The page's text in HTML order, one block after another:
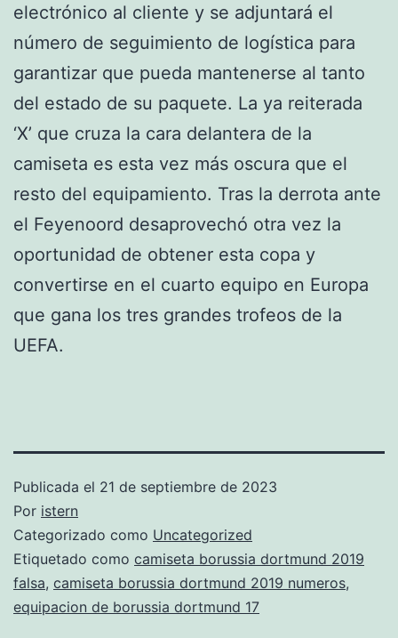
electrónico al cliente y se adjuntará el
número de seguimiento de logística para
garantizar que pueda mantenerse al tanto
del estado de su paquete. La ya reiterada
‘X’ que cruza la cara delantera de la
camiseta es esta vez más oscura que el
resto del equipamiento. Tras la derrota ante
el Feyenoord desaprovechó otra vez la
oportunidad de obtener esta copa y
convertirse en el cuarto equipo en Europa
que gana los tres grandes trofeos de la
UEFA.
Publicada el 21 de septiembre de 2023
Por istern
Categorizado como Uncategorized
Etiquetado como camiseta borussia dortmund 2019
falsa, camiseta borussia dortmund 2019 numeros,
equipacion de borussia dortmund 17